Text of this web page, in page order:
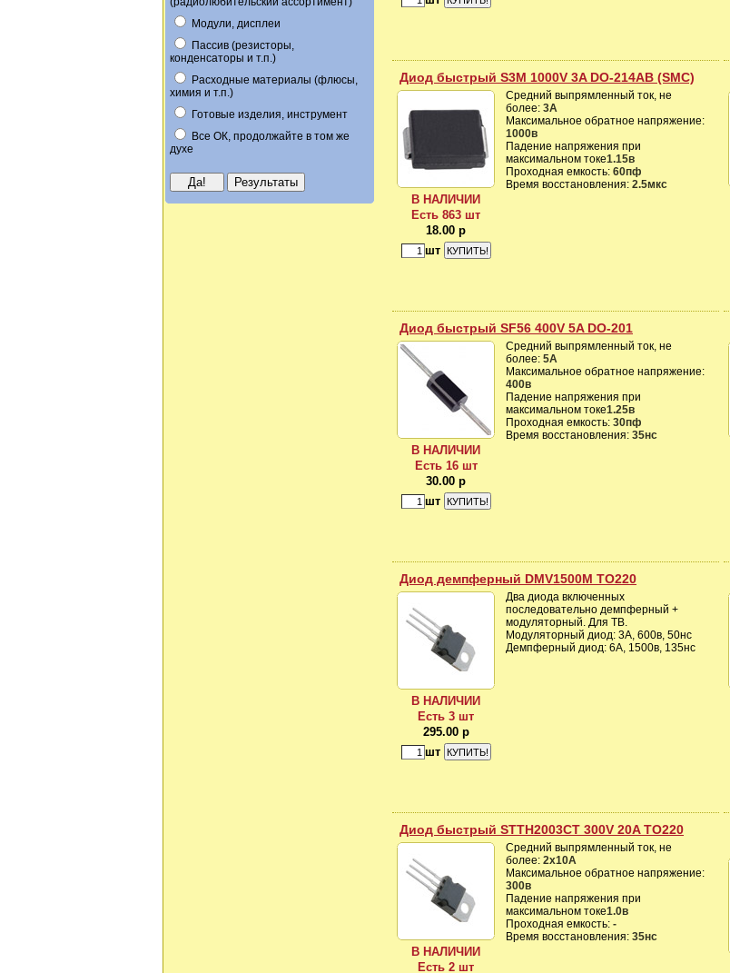
Модули, дисплеи
Пассив (резисторы,
конденсаторы и т.п.)
Расходные материалы (флюсы,
химия и т.п.)
Готовые изделия, инструмент
Все ОК, продолжайте в том же
духе
Диод быстрый S3M 1000V 3A DO-214AB (SMC)
В НАЛИЧИИ
Есть 863 шт
18.00 р
шт
Средний выпрямленный ток, не
более: 3А
Максимальное обратное напряжение:
1000в
Падение напряжения при
максимальном токе1.15в
Проходная емкость: 60пф
Время восстановления: 2.5мкс
Диод быстрый SF56 400V 5A DO-201
В НАЛИЧИИ
Есть 16 шт
30.00 р
шт
Средний выпрямленный ток, не
более: 5А
Максимальное обратное напряжение:
400в
Падение напряжения при
максимальном токе1.25в
Проходная емкость: 30пф
Время восстановления: 35нс
Диод демпферный DMV1500M TO220
В НАЛИЧИИ
Есть 3 шт
295.00 р
шт
Два диода включенных
последовательно демпферный +
модуляторный. Для ТВ.
Модуляторный диод: 3A, 600в, 50нс
Демпферный диод: 6A, 1500в, 135нс
Диод быстрый STTH2003CT 300V 20A TO220
В НАЛИЧИИ
Есть 2 шт
Средний выпрямленный ток, не
более: 2x10А
Максимальное обратное напряжение:
300в
Падение напряжения при
максимальном токе1.0в
Проходная емкость: -
Время восстановления: 35нс